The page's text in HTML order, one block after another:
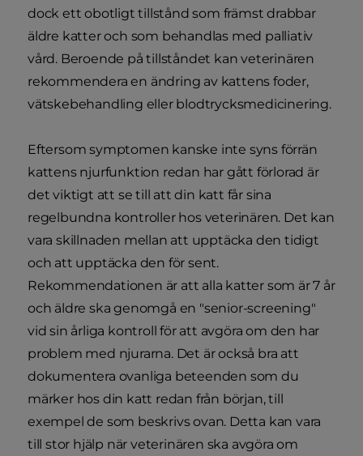
dock ett obotligt tillstånd som främst drabbar
äldre katter och som behandlas med palliativ
vård. Beroende på tillståndet kan veterinären
rekommendera en ändring av kattens foder,
vätskebehandling eller blodtrycksmedicinering.
Eftersom symptomen kanske inte syns förrän
kattens njurfunktion redan har gått förlorad är
det viktigt att se till att din katt får sina
regelbundna kontroller hos veterinären. Det kan
vara skillnaden mellan att upptäcka den tidigt
och att upptäcka den för sent.
Rekommendationen är att alla katter som är 7 år
och äldre ska genomgå en "senior-screening"
vid sin årliga kontroll för att avgöra om den har
problem med njurarna. Det är också bra att
dokumentera ovanliga beteenden som du
märker hos din katt redan från början, till
exempel de som beskrivs ovan. Detta kan vara
till stor hjälp när veterinären ska avgöra om